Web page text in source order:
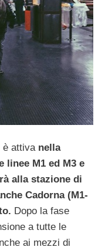
è attiva nella
linee M1 ed M3 e
alla stazione di
Cadorna (M1-
Dopo la fase
a tutte le
ai mezzi di